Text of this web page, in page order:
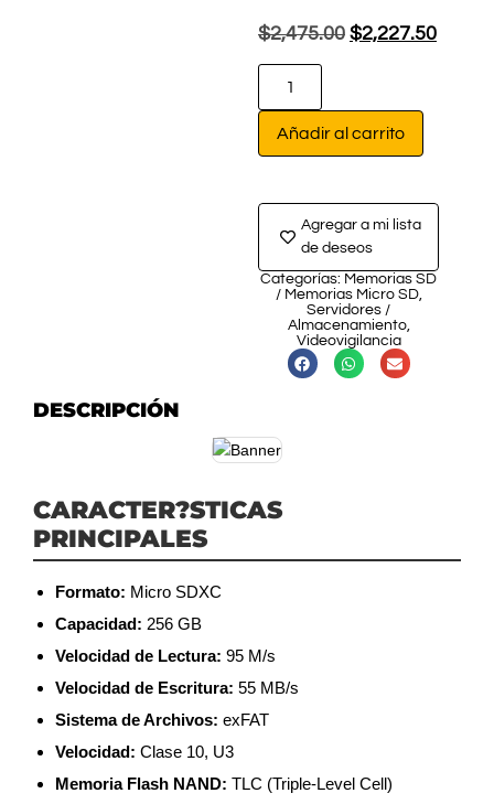
$2,475.00 $2,227.50
Añadir al carrito
Agregar a mi lista
de deseos
Categorías: Memorias SD
/ Memorias Micro SD,
Servidores /
Almacenamiento,
Videovigilancia
DESCRIPCIÓN
CARACTER?STICAS
PRINCIPALES
Formato: Micro SDXC
Capacidad: 256 GB
Velocidad de Lectura: 95 M/s
Velocidad de Escritura: 55 MB/s
Sistema de Archivos: exFAT
Velocidad: Clase 10, U3
Memoria Flash NAND: TLC (Triple-Level Cell)